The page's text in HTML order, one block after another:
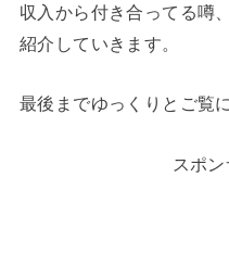
収入から付き合ってる噂
紹介していきます。
最後までゆっくりとご覧
スポ